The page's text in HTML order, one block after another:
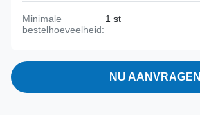
Minimale
bestelhoeveelheid:
1 st
NU AANVRAGEN